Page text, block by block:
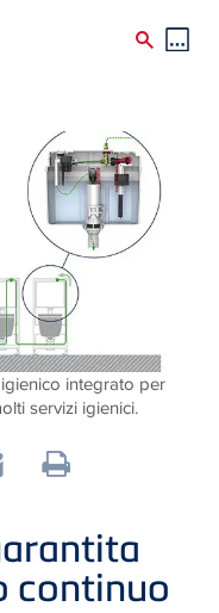
integrato per
servizi igienici.
continuo